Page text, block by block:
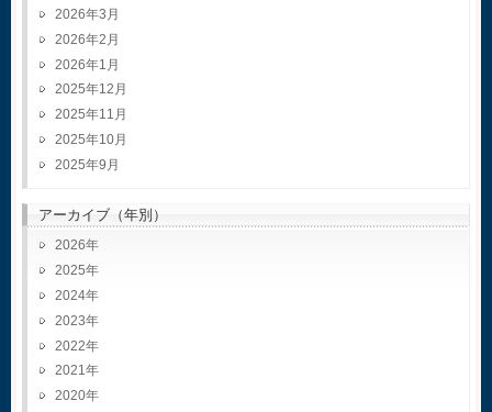
2026年3月
2026年2月
2026年1月
2025年12月
2025年11月
2025年10月
2025年9月
アーカイブ（年別）
2026
2025
2024
2023
2022
2021
2020